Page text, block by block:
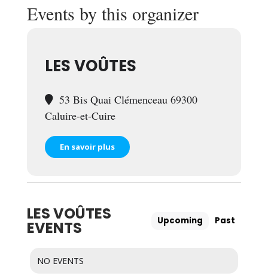
Events by this organizer
LES VOÛTES
53 Bis Quai Clémenceau 69300
Caluire-et-Cuire
En savoir plus
LES VOÛTES
EVENTS Upcoming Past
NO EVENTS